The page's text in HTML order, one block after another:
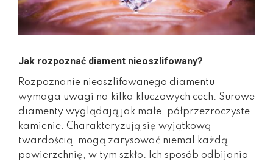
Jak rozpoznać diament nieoszlifowany?
Rozpoznanie nieoszlifowanego diamentu
wymaga uwagi na kilka kluczowych cech. Surowe
diamenty wyglądają jak małe, półprzezroczyste
kamienie. Charakteryzują się wyjątkową
twardością, mogą zarysować niemal każdą
powierzchnię, w tym szkło. Ich sposób odbijania